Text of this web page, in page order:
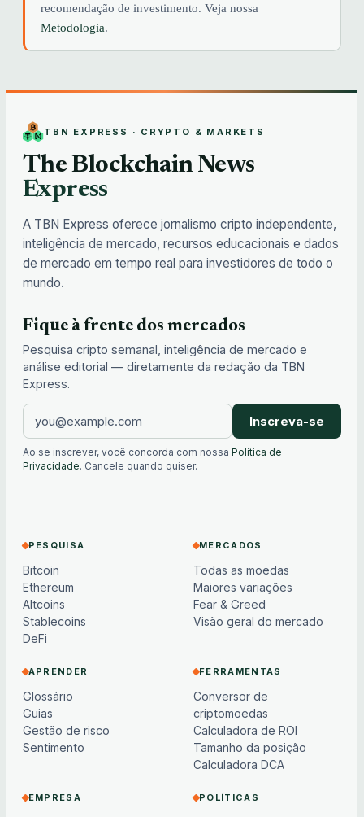
recomendação de investimento. Veja nossa
Metodologia.
TBN EXPRESS · CRYPTO & MARKETS
The Blockchain News
Express
A TBN Express oferece jornalismo cripto independente,
inteligência de mercado, recursos educacionais e dados
de mercado em tempo real para investidores de todo o
mundo.
Fique à frente dos mercados
Pesquisa cripto semanal, inteligência de mercado e
análise editorial — diretamente da redação da TBN
Express.
Inscreva-se
Ao se inscrever, você concorda com nossa Política de
Privacidade. Cancele quando quiser.
PESQUISA
Bitcoin
Ethereum
Altcoins
Stablecoins
DeFi
MERCADOS
Todas as moedas
Maiores variações
Fear & Greed
Visão geral do mercado
APRENDER
Glossário
Guias
Gestão de risco
Sentimento
FERRAMENTAS
Conversor de
criptomoedas
Calculadora de ROI
Tamanho da posição
Calculadora DCA
EMPRESA POLÍTICAS